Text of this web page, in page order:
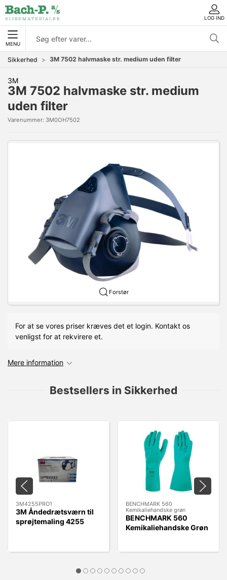
LOG IND
MENU
Sikkerhed 3M 7502 halvmaske str. medium uden filter
3M
3M 7502 halvmaske str. medium
uden filter
Varenummer: 3M0OH7502
Forstør
For at se vores priser kræves det et login. Kontakt os
venligst for at rekvirere et.
Mere information
Bestsellers in Sikkerhed
3M4255PRO1
3M Åndedrætsværn til
sprøjtemaling 4255
BENCHMARK 560
Kemikaliehandske grøn
BENCHMARK 560
Kemikaliehandske Grøn